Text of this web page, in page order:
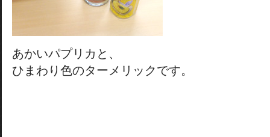
あかいパプリカと、
ひまわり色のターメリックです。